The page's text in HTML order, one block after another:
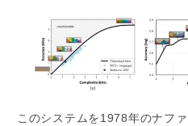
このシステムを1978年のナフ